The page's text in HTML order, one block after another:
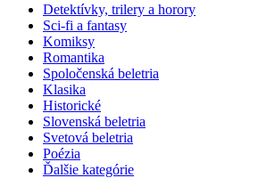
Detektívky, trilery a horory
Sci-fi a fantasy
Komiksy
Romantika
Spoločenská beletria
Klasika
Historické
Slovenská beletria
Svetová beletria
Poézia
Ďalšie kategórie